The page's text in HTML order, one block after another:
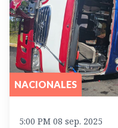
NACIONALES
5:00 PM 08 sep. 2025